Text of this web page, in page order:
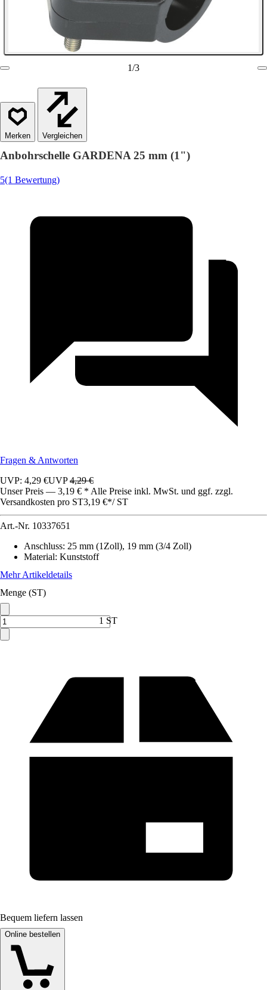
1/3
Vergleichen
Anbohrschelle GARDENA 25 mm (1")
5(1 Bewertung)
Fragen & Antworten
UVP: 4,29 €UVP4,29 €
Unser Preis — 3,19 € * Alle Preise inkl. MwSt. und ggf. zzgl.
Versandkosten pro ST3,19 €*/ ST
Art.-Nr. 10337651
Anschluss: 25 mm (1Zoll), 19 mm (3/4 Zoll)
Material: Kunststoff
Mehr Artikeldetails
Menge (ST)
1 ST
Bequem liefern lassen
Online bestellen